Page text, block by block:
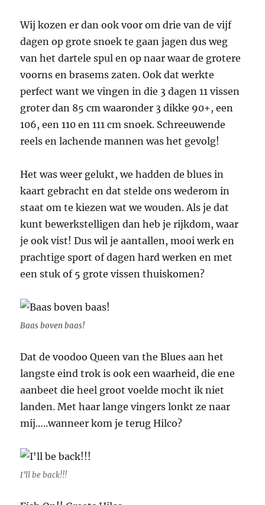
Wij kozen er dan ook voor om drie van de vijf
dagen op grote snoek te gaan jagen dus weg
van het dartele spul en op naar waar de grotere
voorns en brasems zaten. Ook dat werkte
perfect want we vingen in die 3 dagen 11 vissen
groter dan 85 cm waaronder 3 dikke 90+, een
106, een 110 en 111 cm snoek. Schreeuwende
reels en lachende mannen was het gevolg!
Het was weer gelukt, we hadden de blues in
kaart gebracht en dat stelde ons wederom in
staat om te kiezen wat we wouden. Als je dat
kunt bewerkstelligen dan heb je rijkdom, waar
je ook vist! Dus wil je aantallen, mooi werk en
prachtige sport of dagen hard werken en met
een stuk of 5 grote vissen thuiskomen?
Baas boven baas!
Dat de voodoo Queen van the Blues aan het
langste eind trok is ook een waarheid, die ene
aanbeet die heel groot voelde mocht ik niet
landen. Met haar lange vingers lonkt ze naar
mij…..wanneer kom je terug Hilco?
I’ll be back!!!